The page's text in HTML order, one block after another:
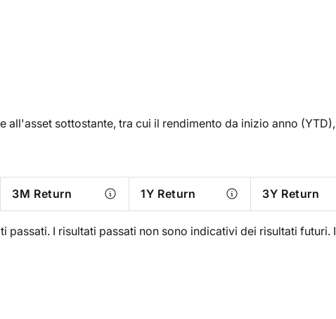
sottostante, tra cui il rendimento da inizio anno
3M Return 1Y Return 3Y Return
passati. I risultati passati non sono indicativi dei risultati